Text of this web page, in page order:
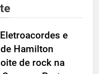
E
| Casas De Apostas E
Brasileiras | Fotos
Fotográficos ! Gebbeg
Sexy Gebbeg
Brasileiras Sensual
e
Hamilton
de rock na